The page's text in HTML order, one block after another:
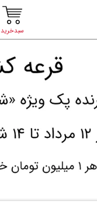
سبدخرید